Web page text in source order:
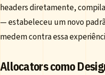
headers diretamente,
— estabeleceu um novo
medem contra essa
Allocators como